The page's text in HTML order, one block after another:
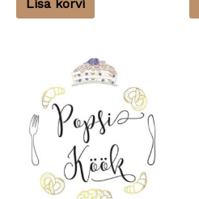
Lisa korvi